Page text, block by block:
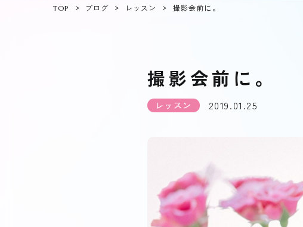
TOP ブログ レッスン 撮影会前に。
撮影会前に。
レッスン 2019.01.25